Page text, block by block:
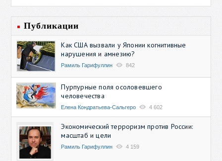
Публикации
Как США вызвали у Японии когнитивные
нарушения и амнезию?
Рамиль Гарифуллин 842
Пурпурные поля осоловевшего
человечества
Елена Кондратьева-Сальгеро 4 602
Экономический терроризм против России:
масштаб и цели
Рамиль Гарифуллин 4 159